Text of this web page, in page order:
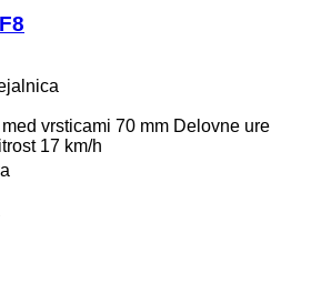
vrsticami 70 mm Delovne ure
17 km/h